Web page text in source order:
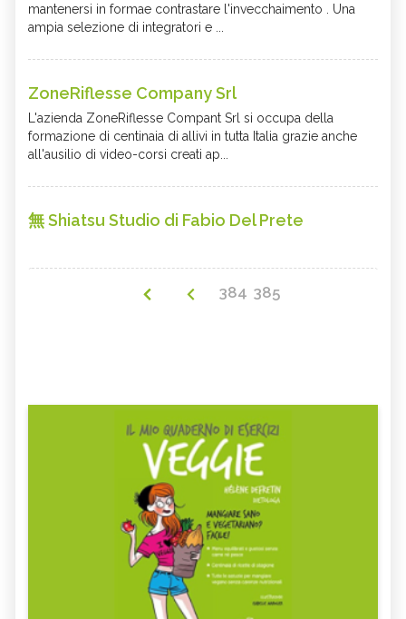
mantenersi in formae contrastare l'invecchaimento . Una
ampia selezione di integratori e ...
ZoneRiflesse Company Srl
L'azienda ZoneRiflesse Compant Srl si occupa della
formazione di centinaia di allivi in tutta Italia grazie anche
all'ausilio di video-corsi creati ap...
無 Shiatsu Studio di Fabio Del Prete
384 385